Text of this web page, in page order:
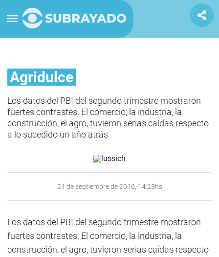
Agridulce
Los datos del PBI del segundo trimestre mostraron
fuertes contrastes. El comercio, la industria, la
construcción, el agro, tuvieron serias caídas respecto
a lo sucedido un año atrás
21 de septiembre de 2016, 14:23hs
Los datos del PBI del segundo trimestre mostraron
fuertes contrastes. El comercio, la industria, la
construcción, el agro, tuvieron serias caídas respecto